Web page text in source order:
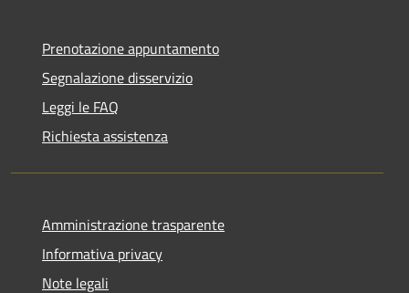
Prenotazione appuntamento
Segnalazione disservizio
Leggi le FAQ
Richiesta assistenza
Amministrazione trasparente
Informativa privacy
Note legali